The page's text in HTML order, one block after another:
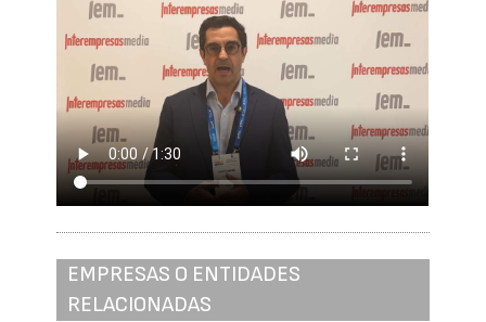
EMPRESAS O ENTIDADES
RELACIONADAS